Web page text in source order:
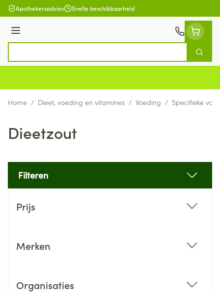
Ga naar de inhoud
Apothekersadvies Snelle beschikbaarheid
Menu
Zoek
Home / Dieet, voeding en vitamines / Voeding / Specifieke
Dieetzout
Filteren
Prijs
Merken
Organisaties